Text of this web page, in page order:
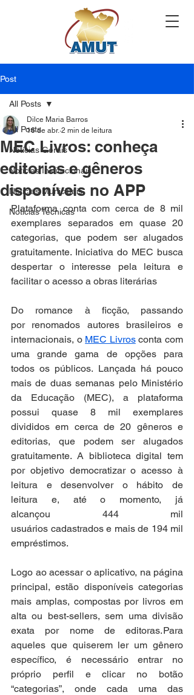
Post
All Posts
Notícias Gerais
Notícias Institucionais
Notícias Municipais
Notícias Técnicas
All Posts
MEC Livros: conheça
editorias e gêneros
disponíveis no APP
Dilce Maria Barros
16 de abr. 2 min de leitura
Plataforma conta com cerca de 8 mil
exemplares separados em quase 20
categorias, que podem ser alugados
gratuitamente. Iniciativa do MEC busca
despertar o interesse pela leitura e
facilitar o acesso a obras literárias
Do romance à ficção, passando
por renomados autores brasileiros e
internacionais, o MEC Livros conta com
uma grande gama de opções para
todos os públicos. Lançada há pouco
mais de duas semanas pelo Ministério
da Educação (MEC), a plataforma
possui quase 8 mil exemplares
divididos em cerca de 20 gêneros e
editorias, que podem ser alugados
gratuitamente. A biblioteca digital tem
por objetivo democratizar o acesso à
leitura e desenvolver o hábito de
leitura e, até o momento, já
alcançou 444 mil
usuários cadastrados e mais de 194 mil
empréstimos.
Logo ao acessar o aplicativo, na página
principal, estão disponíveis categorias
mais amplas, compostas por livros em
alta ou best-sellers, sem uma divisão
exata por nome de editoras. Para
aqueles que quiserem ler um gênero
específico, é necessário entrar no
próprio perfil e clicar no botão
“categorias”, onde cada uma das